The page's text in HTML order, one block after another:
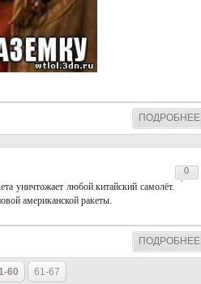
ПОДРОБНЕЕ
0
уничтожает любой китайский самолёт.
американской ракеты.
ПОДРОБНЕЕ
60 61-67